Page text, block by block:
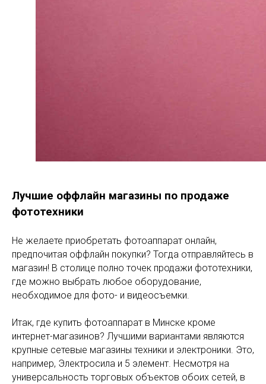
Лучшие оффлайн магазины по продаже
фототехники
Не желаете приобретать фотоаппарат онлайн,
предпочитая оффлайн покупки? Тогда отправляйтесь в
магазин! В столице полно точек продажи фототехники,
где можно выбрать любое оборудование,
необходимое для фото- и видеосъемки.
Итак, где купить фотоаппарат в Минске кроме
интернет-магазинов? Лучшими вариантами являются
крупные сетевые магазины техники и электроники. Это,
например, Электросила и 5 элемент. Несмотря на
универсальность торговых объектов обоих сетей, в